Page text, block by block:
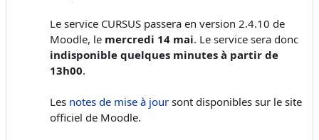
Le service CURSUS passera en version 2.4.10 de
Moodle, le mercredi 14 mai. Le service sera donc
indisponible quelques minutes à partir de
13h00.
Les notes de mise à jour sont disponibles sur le site
officiel de Moodle.